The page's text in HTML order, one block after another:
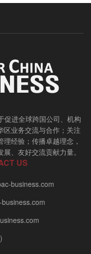
促进全球跨国公司、机构
区业务交流与合作；关注
经验；传播卓越理念，
、友好交流贡献力量。
US
business.com